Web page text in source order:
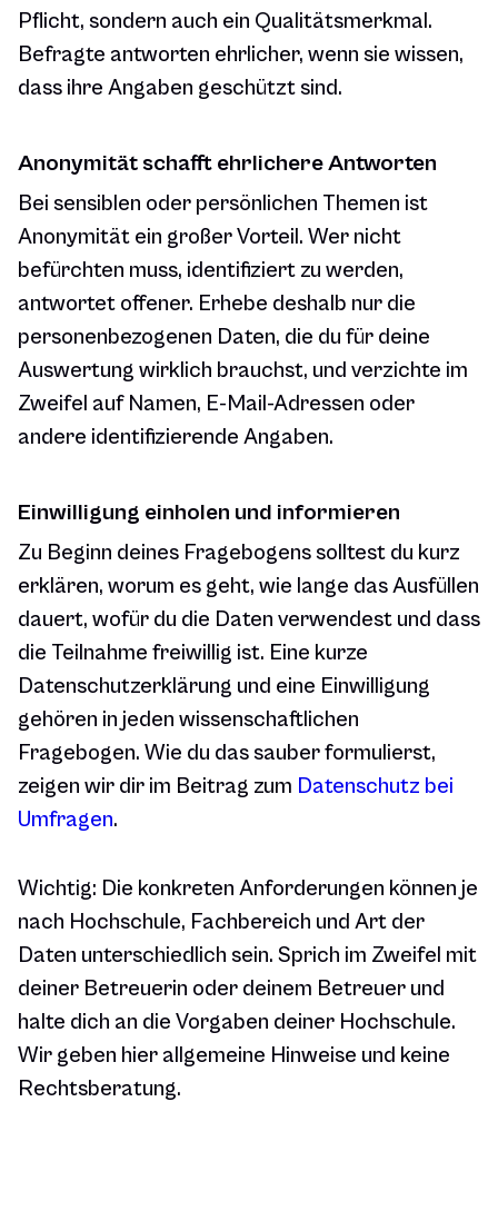
Pflicht, sondern auch ein Qualitätsmerkmal.
Befragte antworten ehrlicher, wenn sie wissen,
dass ihre Angaben geschützt sind.
Anonymität schafft ehrlichere Antworten
Bei sensiblen oder persönlichen Themen ist
Anonymität ein großer Vorteil. Wer nicht
befürchten muss, identifiziert zu werden,
antwortet offener. Erhebe deshalb nur die
personenbezogenen Daten, die du für deine
Auswertung wirklich brauchst, und verzichte im
Zweifel auf Namen, E-Mail-Adressen oder
andere identifizierende Angaben.
Einwilligung einholen und informieren
Zu Beginn deines Fragebogens solltest du kurz
erklären, worum es geht, wie lange das Ausfüllen
dauert, wofür du die Daten verwendest und dass
die Teilnahme freiwillig ist. Eine kurze
Datenschutzerklärung und eine Einwilligung
gehören in jeden wissenschaftlichen
Fragebogen. Wie du das sauber formulierst,
zeigen wir dir im Beitrag zum Datenschutz bei
Umfragen.
Wichtig: Die konkreten Anforderungen können je
nach Hochschule, Fachbereich und Art der
Daten unterschiedlich sein. Sprich im Zweifel mit
deiner Betreuerin oder deinem Betreuer und
halte dich an die Vorgaben deiner Hochschule.
Wir geben hier allgemeine Hinweise und keine
Rechtsberatung.